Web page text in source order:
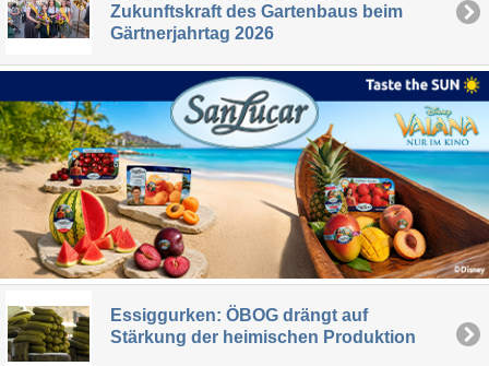
Zukunftskraft des Gartenbaus beim
Gärtnerjahrtag 2026
Essiggurken: ÖBOG drängt auf
Stärkung der heimischen Produktion